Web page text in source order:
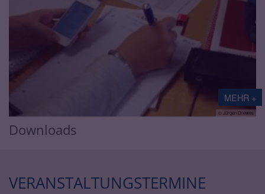
MEHR +
© Jürgen Drewes
Downloads
VERANSTALTUNGSTERMINE